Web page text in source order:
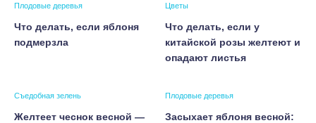
Плодовые деревья
Что делать, если яблоня
подмерзла
Цветы
Что делать, если у
китайской розы желтеют и
опадают листья
Съедобная зелень
Желтеет чеснок весной —
Плодовые деревья
Засыхает яблоня весной: